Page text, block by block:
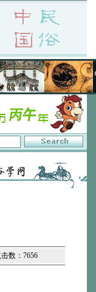
·中国民俗学会第十一届代表大
数：7656